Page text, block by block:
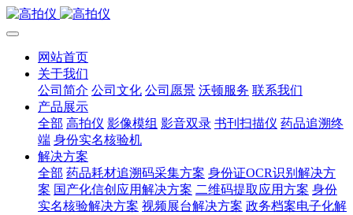
网站首页
关于我们
公司简介 公司文化 公司愿景 沃顿服务 联系我们
产品展示
全部 高拍仪 影像模组 影音双录 书刊扫描仪 药品追溯终
端 身份实名核验机
解决方案
全部 药品耗材追溯码采集方案 身份证OCR识别解决方
案 国产化信创应用解决方案 二维码提取应用方案 身份
实名核验解决方案 视频展台解决方案 政务档案电子化解